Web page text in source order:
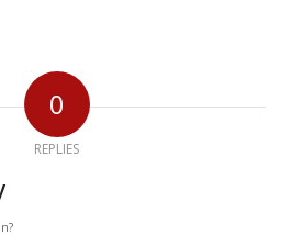
0
REPLIES